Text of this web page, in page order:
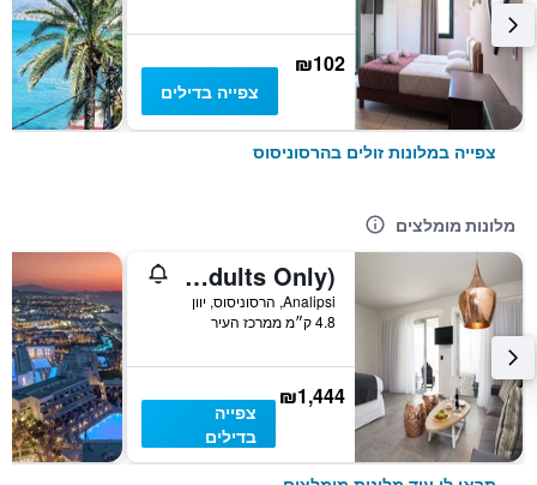
₪102
צפייה בדילים
צפייה במלונות זולים בהרסוניסוס
מלונות מומלצים
Insula Alba Resort & Spa (Adults Only)
Analipsi, הרסוניסוס, יוון
4.8 ק״מ ממרכז העיר
₪1,444
צפייה
בדילים